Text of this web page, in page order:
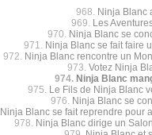
968. Ninja Blanc
969. Les
970. Ninja Blanc se
971. Ninja Blanc se fait faire
972. Ninja Blanc rencontre un
973. Votez Ninja
974. Ninja Blanc
975. Le Fils de Ninja Blanc
976. Ninja Blanc se
Ninja Blanc se fait reprendre pour
978. Ninja Blanc dirige un